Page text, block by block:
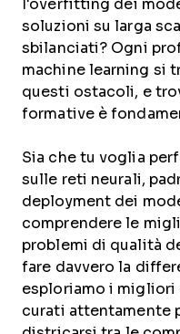
l'overfitting dei
soluzioni su larga
sbilanciati? Ogni
machine learning si
questi ostacoli, e
formative è
Sia che tu voglia
sulle reti neurali,
deployment dei
comprendere le
problemi di qualità
fare davvero la
esploriamo i
curati attentamente